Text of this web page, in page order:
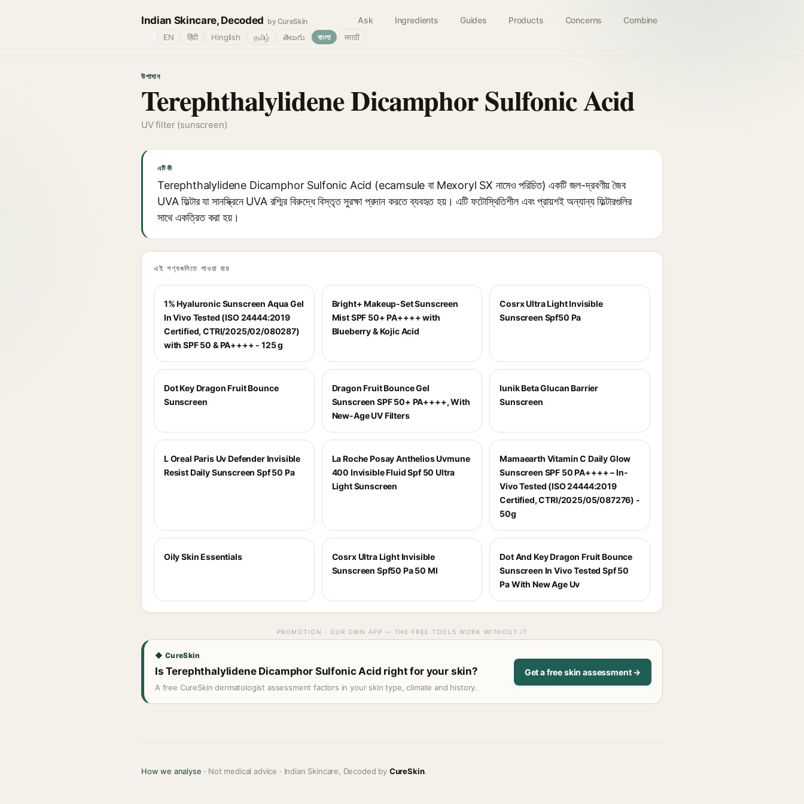
Indian Skincare, Decoded by CureSkin Ask Ingredients Guides Products Concerns Combine
EN हिंदी Hinglish தமிழ் తెలుగు বাংলা मराठी
উপাদান
Terephthalylidene Dicamphor Sulfonic Acid
UV filter (sunscreen)
এটি কী
Terephthalylidene Dicamphor Sulfonic Acid (ecamsule বা Mexoryl SX নামেও পরিচিত) একটি জল-দ্রবণীয় জৈব
UVA ফিল্টার যা সানস্ক্রিনে UVA রশ্মির বিরুদ্ধে বিস্তৃত সুরক্ষা প্রদান করতে ব্যবহৃত হয়। এটি ফটোস্থিতিশীল এবং প্রায়শই অন্যান্য ফিল্টারগুলির
সাথে একত্রিত করা হয়।
এই পণ্যগুলিতে পাওয়া যায়
1% Hyaluronic Sunscreen Aqua Gel
In Vivo Tested (ISO 24444:2019
Certified, CTRI/2025/02/080287)
with SPF 50 & PA++++ - 125 g
Bright+ Makeup-Set Sunscreen
Mist SPF 50+ PA++++ with
Blueberry & Kojic Acid
Cosrx Ultra Light Invisible
Sunscreen Spf50 Pa
Dot Key Dragon Fruit Bounce
Sunscreen
Dragon Fruit Bounce Gel
Sunscreen SPF 50+ PA++++, With
New-Age UV Filters
Iunik Beta Glucan Barrier
Sunscreen
L Oreal Paris Uv Defender Invisible
Resist Daily Sunscreen Spf 50 Pa
La Roche Posay Anthelios Uvmune
400 Invisible Fluid Spf 50 Ultra
Light Sunscreen
Mamaearth Vitamin C Daily Glow
Sunscreen SPF 50 PA++++ – In-
Vivo Tested (ISO 24444:2019
Certified, CTRI/2025/05/087276) -
50g
Oily Skin Essentials
Cosrx Ultra Light Invisible
Sunscreen Spf50 Pa 50 Ml
Dot And Key Dragon Fruit Bounce
Sunscreen In Vivo Tested Spf 50
Pa With New Age Uv
PROMOTION · OUR OWN APP — THE FREE TOOLS WORK WITHOUT IT
◆ CureSkin
Is Terephthalylidene Dicamphor Sulfonic Acid right for your skin?
A free CureSkin dermatologist assessment factors in your skin type, climate and history.
Get a free skin assessment →
How we analyse · Not medical advice · Indian Skincare, Decoded by CureSkin.